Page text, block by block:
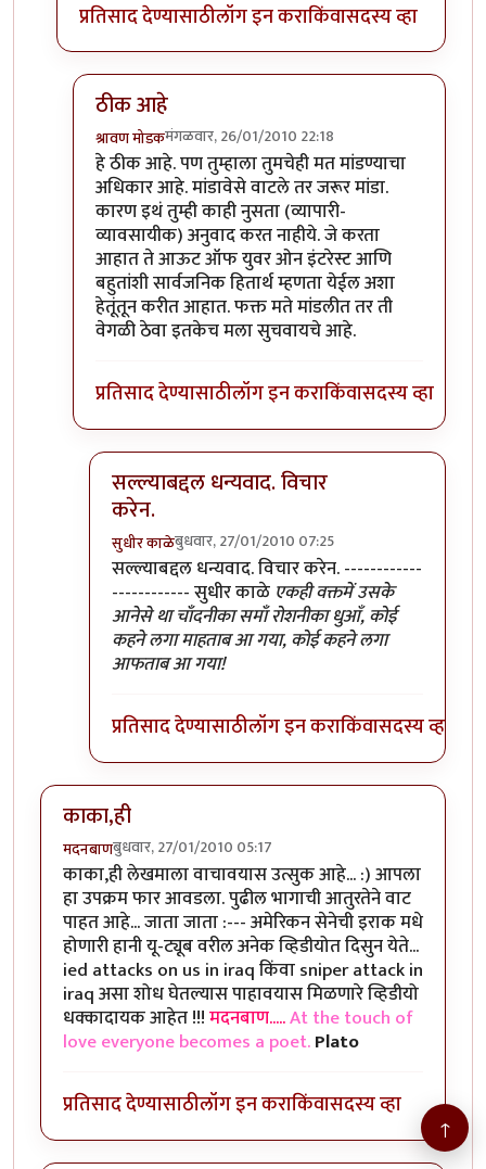
प्रतिसाद देण्यासाठीलॉग इन कराकिंवासदस्य व्हा
ठीक आहे
श्रावण मोडकमंगळवार, 26/01/2010 22:18
In reply toमूळ लेखकांच्या 'ताजमहाला'ला माझी 'वीट'
हे ठीक आहे. पण तुम्हाला तुमचेही मत मांडण्याचा
अधिकार आहे. मांडावेसे वाटले तर जरूर मांडा.
कारण इथं तुम्ही काही नुसता (व्यापारी-
व्यावसायीक) अनुवाद करत नाहीये. जे करता
आहात ते आऊट ऑफ युवर ओन इंटरेस्ट आणि
बहुतांशी सार्वजनिक हितार्थ म्हणता येईल अशा
हेतूंतून करीत आहात. फक्त मते मांडलीत तर ती
वेगळी ठेवा इतकेच मला सुचवायचे आहे.
प्रतिसाद देण्यासाठीलॉग इन कराकिंवासदस्य व्हा
सल्ल्याबद्दल धन्यवाद. विचार
करेन.
सुधीर काळेबुधवार, 27/01/2010 07:25
In reply toठीक आहेbyश्रावण मोडक
सल्ल्याबद्दल धन्यवाद. विचार करेन. ------------
------------ सुधीर काळे एकही वक्तमें उसके
आनेसे था चाँदनीका समाँ रोशनीका धुआँ, कोई
कहने लगा माहताब आ गया, कोई कहने लगा
आफताब आ गया!
प्रतिसाद देण्यासाठीलॉग इन कराकिंवासदस्य व्हा
काका,ही
मदनबाणबुधवार, 27/01/2010 05:17
काका,ही लेखमाला वाचावयास उत्सुक आहे... :) आपला
हा उपक्रम फार आवडला. पुढील भागाची आतुरतेने वाट
पाहत आहे... जाता जाता :--- अमेरिकन सेनेची इराक मधे
होणारी हानी यू-ट्यूब वरील अनेक व्हिडीयोत दिसुन येते...
ied attacks on us in iraq किंवा sniper attack in
iraq असा शोध घेतल्यास पाहावयास मिळणारे व्हिडीयो
धक्कादायक आहेत !!!मदनबाण.....At the touch of
love everyone becomes a poet.Plato
प्रतिसाद देण्यासाठीलॉग इन कराकिंवासदस्य व्हा
↑